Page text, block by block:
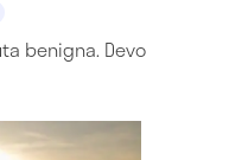
benigna. Devo